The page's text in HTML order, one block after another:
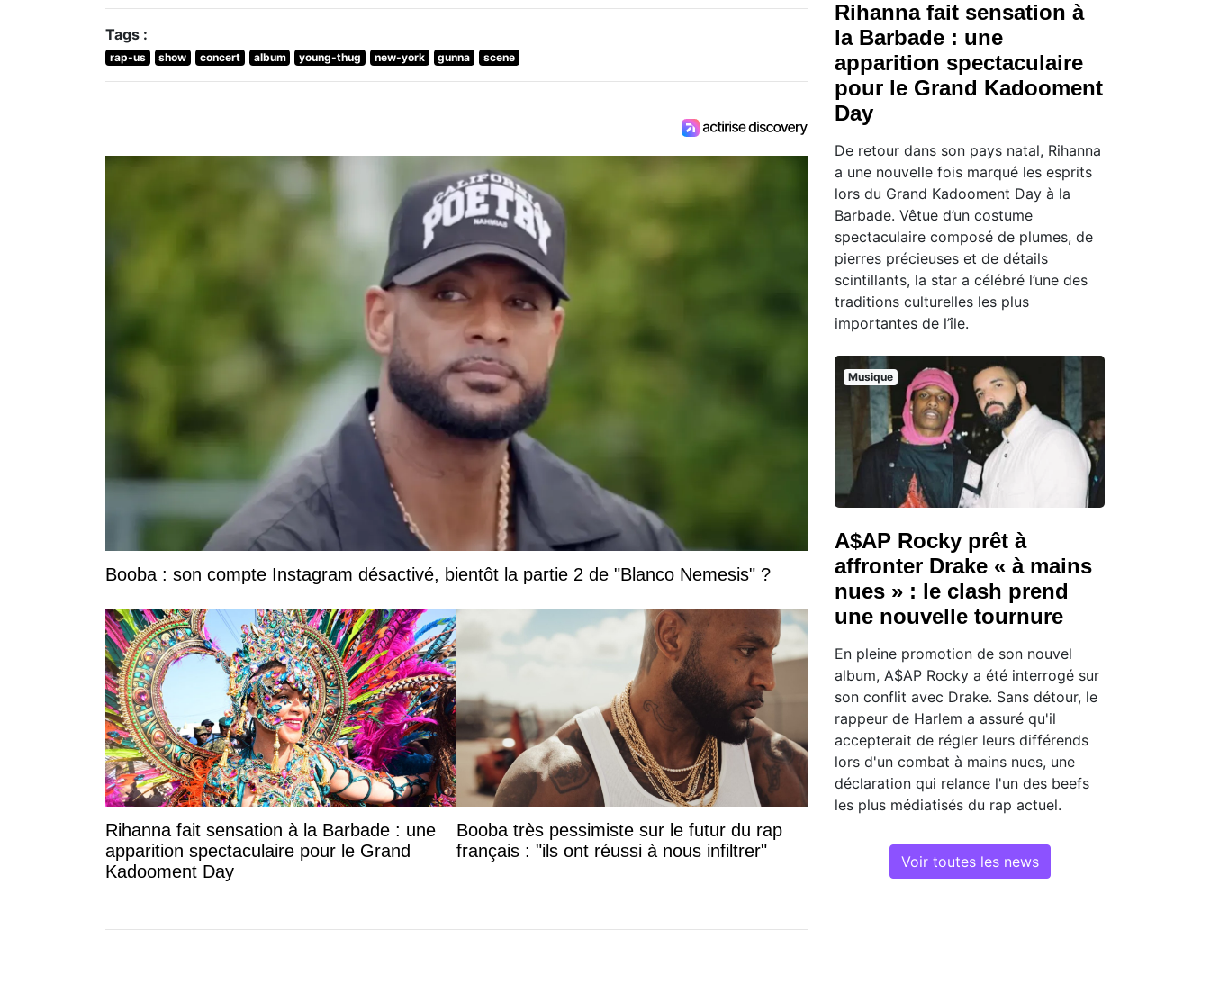
Tags :
rap-us show concert album young-thug new-york gunna scene
Booba : son compte Instagram désactivé, bientôt la partie 2 de "Blanco Nemesis" ?
Rihanna fait sensation à la Barbade : une
apparition spectaculaire pour le Grand
Kadooment Day
Booba très pessimiste sur le futur du rap
français : "ils ont réussi à nous infiltrer"
Rihanna fait sensation à
la Barbade : une
apparition spectaculaire
pour le Grand Kadooment
Day
De retour dans son pays natal, Rihanna
a une nouvelle fois marqué les esprits
lors du Grand Kadooment Day à la
Barbade. Vêtue d’un costume
spectaculaire composé de plumes, de
pierres précieuses et de détails
scintillants, la star a célébré l’une des
traditions culturelles les plus
importantes de l’île.
Musique
A$AP Rocky prêt à
affronter Drake « à mains
nues » : le clash prend
une nouvelle tournure
En pleine promotion de son nouvel
album, A$AP Rocky a été interrogé sur
son conflit avec Drake. Sans détour, le
rappeur de Harlem a assuré qu'il
accepterait de régler leurs différends
lors d'un combat à mains nues, une
déclaration qui relance l'un des beefs
les plus médiatisés du rap actuel.
Voir toutes les news